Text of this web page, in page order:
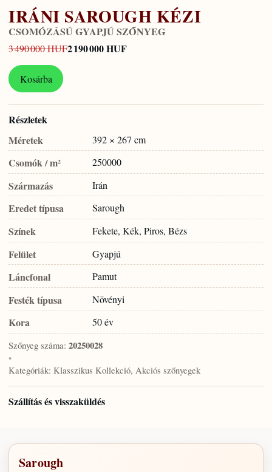
IRÁNI SAROUGH KÉZI
CSOMÓZÁSÚ GYAPJÚ SZŐNYEG
3 490 000 HUF2 190 000 HUF
Kosárba
Részletek
Méretek
392 × 267 cm
Csomók / m² 250000
Származás Irán
Eredet típusa Sarough
Színek Fekete, Kék, Piros, Bézs
Felület Gyapjú
Láncfonal Pamut
Festék típusa Növényi
Kora 50 év
Szőnyeg száma: 20250028
•
Kategóriák: Klasszikus Kollekció, Akciós szőnyegek
Szállítás és visszaküldés
Sarough